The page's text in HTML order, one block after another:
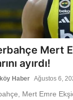
Mert
ayırdı!
Haber Ağustos 6,
Mert Emre